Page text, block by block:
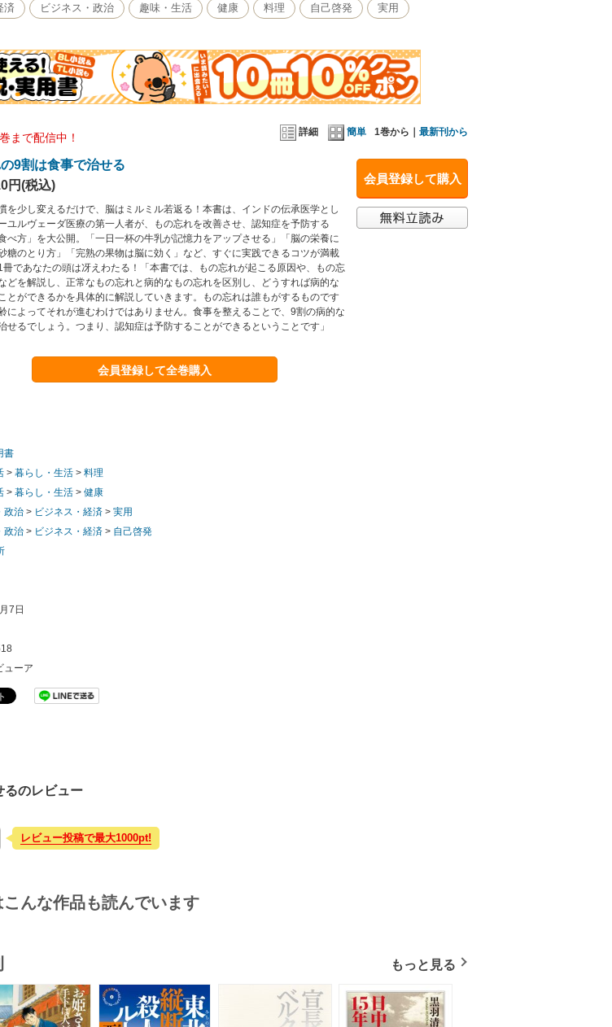
済 ビジネス・政治 趣味・生活 健康 料理 自己啓発 実用
詳細 簡単 1巻から｜ 最新刊から
まで配信中！
会員登録して購入
9割は食事で治せる
円(税込)
を少し変えるだけで、脳はミルミル若返る！本書は、インドの伝承医学とし
ユルヴェーダ医療の第一人者が、もの忘れを改善させ、認知症を予防する
べ方」を大公開。「一日一杯の牛乳が記憶力をアップさせる」「脳の栄養に
糖のとり方」「完熟の果物は脳に効く」など、すぐに実践できるコツが満載
冊であなたの頭は冴えわたる！「本書では、もの忘れが起こる原因や、もの忘
どを解説し、正常なもの忘れと病的なもの忘れを区別し、どうすれば病的な
とができるかを具体的に解説していきます。もの忘れは誰もがするものです
によってそれが進むわけではありません。食事を整えることで、9割の病的な
せるでしょう。つまり、認知症は予防することができるということです」
会員登録して全巻購入
書
> 暮らし・生活 > 料理
> 暮らし・生活 > 健康
政治 > ビジネス・経済 > 実用
政治 > ビジネス・経済 > 自己啓発
7日
ューア
るのレビュー
レビュー投稿で最大1000pt!
んな作品も読んでいます
もっと見る